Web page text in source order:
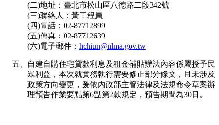
(二)地址：臺北市松山區八德路二段342號
(三)聯絡人：黃工程員
(四)電話：02-87712899
(五)傳真：02-87712639
(六)電子郵件： hchiun@nlma.gov.tw
五、
自建自購住宅貸款利息及租金補貼辦法內容係屬授予民
眾利益，本次就實務執行需要修正部分條文，且未涉及
政策方向變更，爰依內政部主管法律及法規命令草案辦
理預告作業要點第6點第2款規定，預告期間為30日。